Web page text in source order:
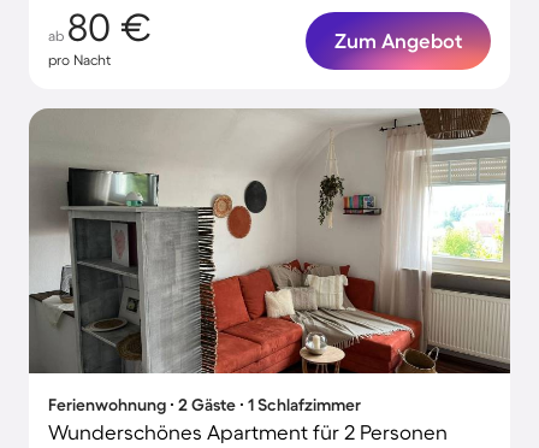
ab 80 €
pro Nacht
Zum Angebot
Ferienwohnung ∙ 2 Gäste ∙ 1 Schlafzimmer
Wunderschönes Apartment für 2 Personen